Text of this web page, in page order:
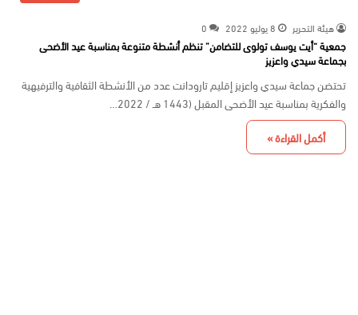
هيئة التحرير 8 يوليو 2022 0
جمعية “أيت يوسف تولوى للتضامن” تنظم أنشطة متنوعة بمناسبة عيد الأضحى
بجماعة سيدي واعزيز
تحتضن جماعة سيدي واعزيز إقليم تارودانت عدد من الأنشطة الثقافية والترفيهية
والفكرية بمناسبة عيد الأضحى المقبل (1443 هـ / 2022…
أكمل القراءة »